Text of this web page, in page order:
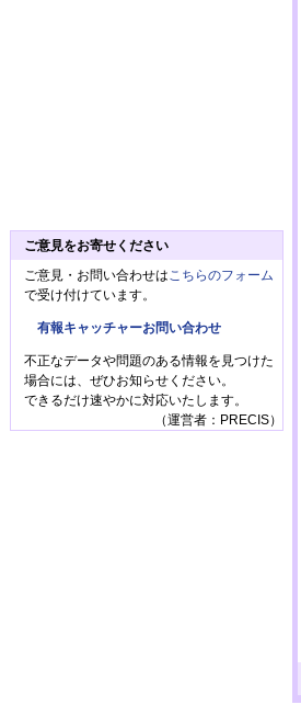
ご意見をお寄せください
ご意見・お問い合わせは こちらのフォーム
で受け付けています。
有報キャッチャーお問い合わせ
不正なデータや問題のある情報を見つけた
場合には、ぜひお知らせください。
できるだけ速やかに対応いたします。
（運営者：PRECIS）